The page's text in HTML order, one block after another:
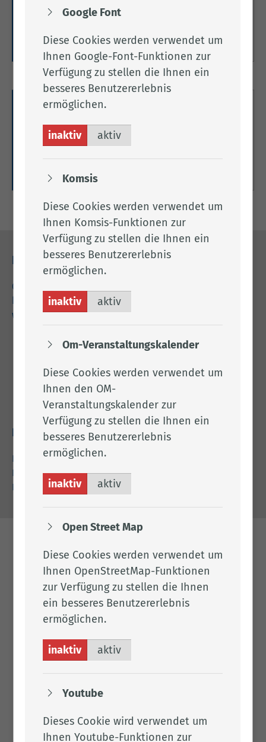
Du bist auf der Suche nach einem Ausbildungs-
oder Studienplatz?
Zum Ausbildungsangebot
Hinweise
Nachfolgend finden Sie Hinweise zu unserem
Bewerbungsverfahren.
Zu den Hinweisen
Kontakt
04471 15 0
kreishaus@lkclp.de
www.lkclp.de
Adresse
Landkreis Cloppenburg
Eschstr. 29
49661 Cloppenburg
Rechtliches
Impressum
Datenschutz
Barrierefreiheit
Google Font
Diese Cookies werden verwendet um
Ihnen Google-Font-Funktionen zur
Verfügung zu stellen die Ihnen ein
besseres Benutzererlebnis
ermöglichen.
inaktiv aktiv
Komsis
Diese Cookies werden verwendet um
Ihnen Komsis-Funktionen zur
Verfügung zu stellen die Ihnen ein
besseres Benutzererlebnis
ermöglichen.
inaktiv aktiv
Om-Veranstaltungskalender
Diese Cookies werden verwendet um
Ihnen den OM-
Veranstaltungskalender zur
Verfügung zu stellen die Ihnen ein
besseres Benutzererlebnis
ermöglichen.
inaktiv aktiv
Open Street Map
Diese Cookies werden verwendet um
Ihnen OpenStreetMap-Funktionen
zur Verfügung zu stellen die Ihnen
ein besseres Benutzererlebnis
ermöglichen.
inaktiv aktiv
Youtube
Dieses Cookie wird verwendet um
Ihnen Youtube-Funktionen zur